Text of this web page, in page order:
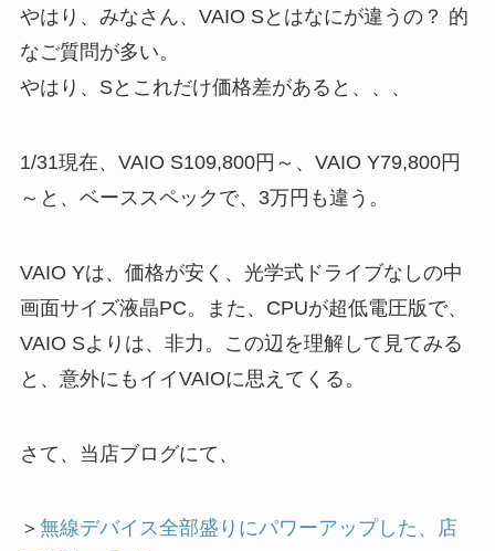
やはり、みなさん、VAIO Sとはなにが違うの？ 的
なご質問が多い。
やはり、Sとこれだけ価格差があると、、、
1/31現在、VAIO S109,800円～、VAIO Y79,800円
～と、ベーススペックで、3万円も違う。
VAIO Yは、価格が安く、光学式ドライブなしの中
画面サイズ液晶PC。また、CPUが超低電圧版で、
VAIO Sよりは、非力。この辺を理解して見てみる
と、意外にもイイVAIOに思えてくる。
さて、当店ブログにて、
＞ 無線デバイス全部盛りにパワーアップした、店